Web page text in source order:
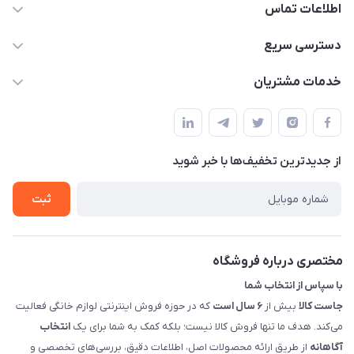
اطلاعات تماس
09398557137
سمت چپ (فروشگاه صوتی عباسی) - "تحویل حضوری فقط با
هماهنگی"
دسترسی سریع
لیست محصولات
حساب کاربری
تماس با ما
خدمات مشتریان
راهنما
پرسش های شما
شرایط و ضوابط گارانتی
روش های بازگرداندن کالا
از جدید‌ترین تخفیف‌ها با‌ خبر شوید
ثبت
مختصری درباره فروشگاه
با سپاس از انتخاب شما
جاست کالا بیش از ۶ سال است
که در حوزه فروش اینترنتی لوازم خانگی فعالیت
می‌کند. هدف ما تنها فروش کالا نیست؛ بلکه کمک به شما برای یک انتخاب
آگاهانه از طریق ارائه محصولات اصل، اطلاعات دقیق، بررسی‌های تخصصی و